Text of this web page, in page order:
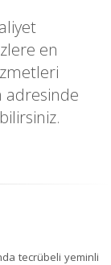
en
adresinde
tecrübeli yeminli